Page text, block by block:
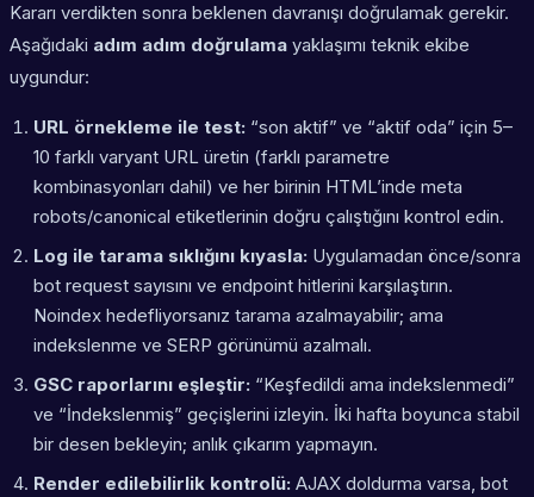
Kararı verdikten sonra beklenen davranışı doğrulamak gerekir.
Aşağıdaki adım adım doğrulama yaklaşımı teknik ekibe
uygundur:
URL örnekleme ile test: “son aktif” ve “aktif oda” için 5–
10 farklı varyant URL üretin (farklı parametre
kombinasyonları dahil) ve her birinin HTML’inde meta
robots/canonical etiketlerinin doğru çalıştığını kontrol edin.
Log ile tarama sıklığını kıyasla: Uygulamadan önce/sonra
bot request sayısını ve endpoint hitlerini karşılaştırın.
Noindex hedefliyorsanız tarama azalmayabilir; ama
indekslenme ve SERP görünümü azalmalı.
GSC raporlarını eşleştir: “Keşfedildi ama indekslenmedi”
ve “İndekslenmiş” geçişlerini izleyin. İki hafta boyunca stabil
bir desen bekleyin; anlık çıkarım yapmayın.
Render edilebilirlik kontrolü: AJAX doldurma varsa, bot